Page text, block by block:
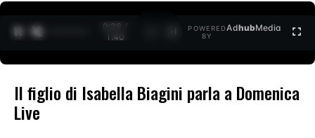
0:30 /
1:40
POWERED
BY
AdhubMedia
Il figlio di Isabella Biagini parla a Domenica
Live